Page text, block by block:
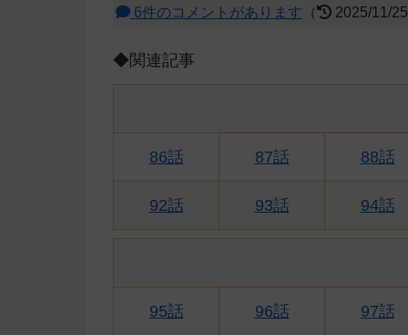
6件のコメントがあります （ 2025/11/
◆関連記事
86話 87話 88話
92話 93話 94話
95話 96話 97話